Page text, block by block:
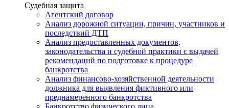
Услуги
Судебная защита
Агентский договор
Анализ дорожной ситуации, причин, участников и
последствий ДТП
Анализ предоставленных документов,
законодательства и судебной практики с выдачей
рекомендаций по подготовке к процедуре
банкротства
Анализ финансово-хозяйственной деятельности
должника для выявления фиктивного или
преднамеренного банкротства
Банкротство физического лица